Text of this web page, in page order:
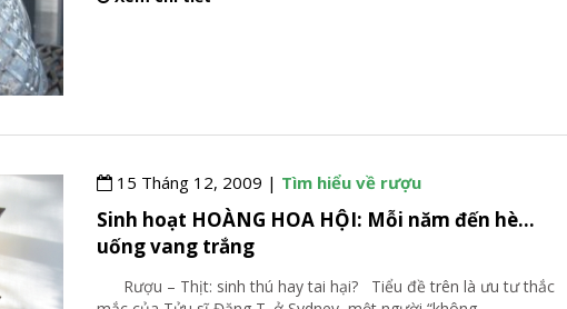
15 Tháng 12, 2009 | Tìm hiểu về rượu
Sinh hoạt HOÀNG HOA HỘI: Mỗi năm đến hè…
uống vang trắng
Rượu – Thịt: sinh thú hay tai hại? Tiểu đề trên là ưu tư thắc